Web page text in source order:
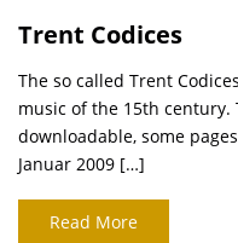
Trent Codices
The so called Trent
music of the 15th century.
downloadable, some
Januar 2009 […]
Read More